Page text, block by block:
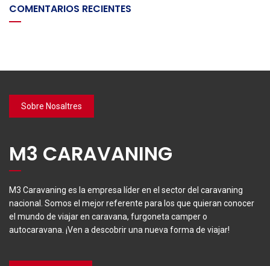
COMENTARIOS RECIENTES
Sobre Nosaltres
M3 CARAVANING
M3 Caravaning es la empresa líder en el sector del caravaning
nacional. Somos el mejor referente para los que quieran conocer
el mundo de viajar en caravana, furgoneta camper o
autocaravana. ¡Ven a descobrir una nueva forma de viajar!